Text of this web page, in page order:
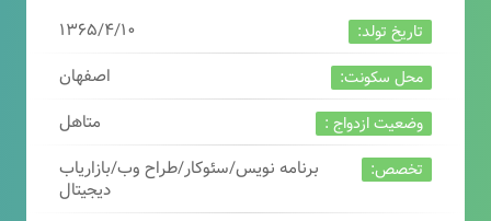
تاریخ تولد: ۱۳۶۵/۴/۱۰
محل سکونت: اصفهان
وضعیت ازدواج : متاهل
تخصص:
برنامه نویس/سئوکار/طراح وب/بازاریاب
دیجیتال